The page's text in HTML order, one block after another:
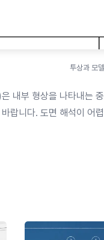
투상과 모
내부 형상을 나타내는
랍니다. 도면 해석이 어